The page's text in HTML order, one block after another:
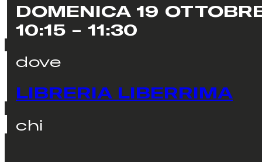
DOMENICA 19
10:15 - 11:30
dove
LIBRERIA LIBERRIMA
chi